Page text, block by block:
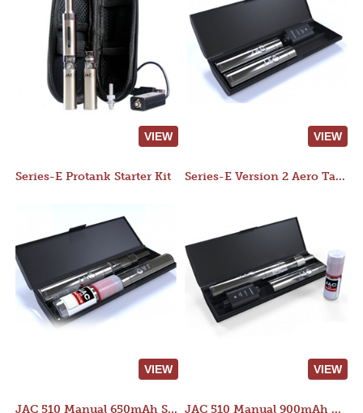
VIEW VIEW
Series-E Protank Starter Kit
VIEW
Series-E Version 2 Aero Tank Starter Kit
VIEW
JAC 510 Manual 650mAh Starter Kit JAC 510 Manual 900mAh Starter Kit